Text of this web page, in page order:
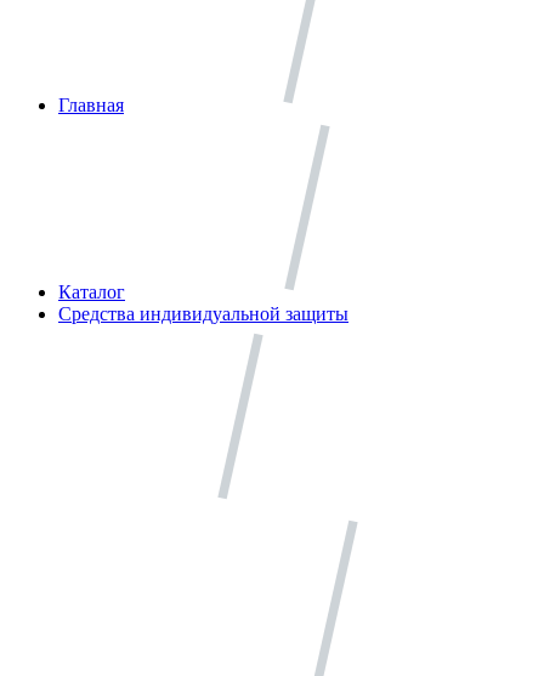
Главная
Каталог
Средства индивидуальной защиты